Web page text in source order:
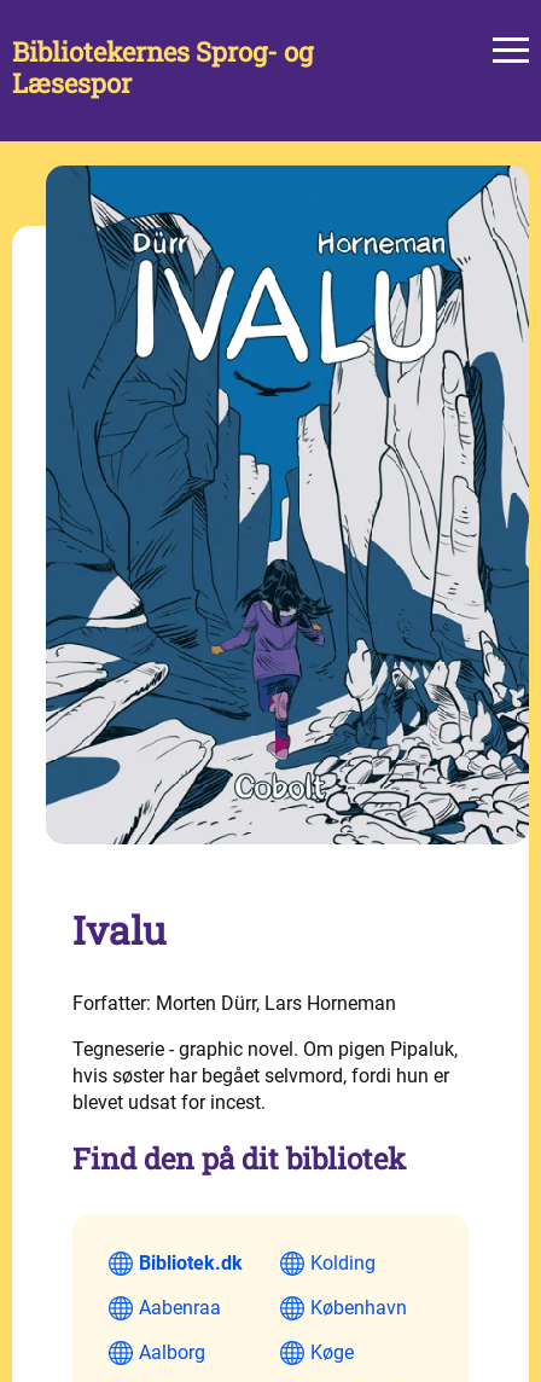
Bibliotekernes Sprog- og
Læsespor
Ivalu
Forfatter: Morten Dürr, Lars Horneman
Tegneserie - graphic novel. Om pigen Pipaluk,
hvis søster har begået selvmord, fordi hun er
blevet udsat for incest.
Find den på dit bibliotek
Bibliotek.dk
Aabenraa
Aalborg
Kolding
København
Køge